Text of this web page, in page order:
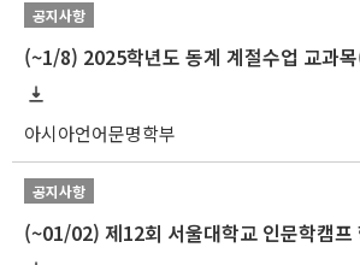
공지사항
아시아언어문명학부
공지사항
(~01/02) 제12회 서울대학교 인문학캠프